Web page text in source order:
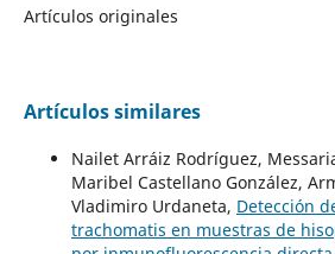
Artículos originales
Artículos similares
Nailet Arráiz Rodríguez,
Maribel Castellano González,
Vladimiro Urdaneta, Detección
trachomatis en muestras de